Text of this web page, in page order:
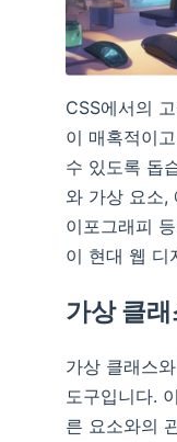
CSS에서의
이 매혹적이
수 있도록 돕
와 가상 요소,
이포그래피
이 현대 웹 디
가상 클
가상 클래스
도구입니다.
른 요소와의